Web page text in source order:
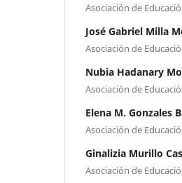
Asociación de
José Gabriel Milla
Asociación de
Nubia Hadanary
Asociación de
Elena M. Gonzales
Asociación de
Ginalizia Murillo
Asociación de